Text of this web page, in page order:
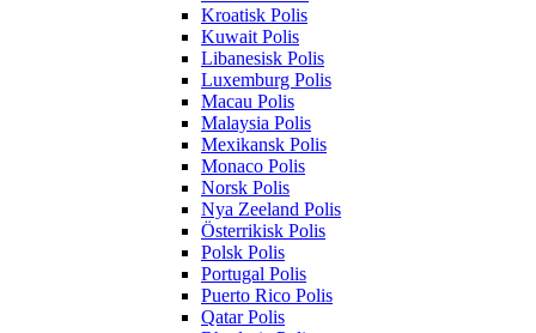
Kroatisk Polis
Kuwait Polis
Libanesisk Polis
Luxemburg Polis
Macau Polis
Malaysia Polis
Mexikansk Polis
Monaco Polis
Norsk Polis
Nya Zeeland Polis
Österrikisk Polis
Polsk Polis
Portugal Polis
Puerto Rico Polis
Qatar Polis